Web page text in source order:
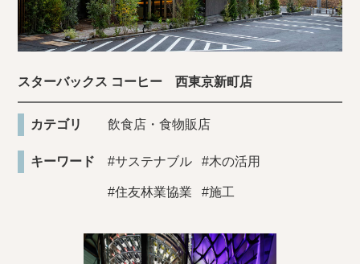
スターバックス コーヒー 西東京新町店
カテゴリ 飲食店・食物販店
キーワード #サステナブル #木の活用
#住友林業協業 #施工